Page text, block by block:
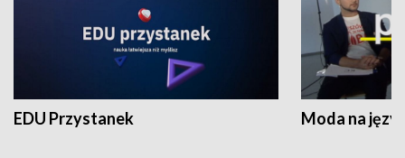
EDU Przystanek Moda na